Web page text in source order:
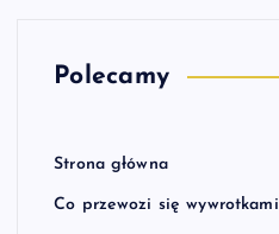
Polecamy
Strona główna
Co przewozi się wywrotkami